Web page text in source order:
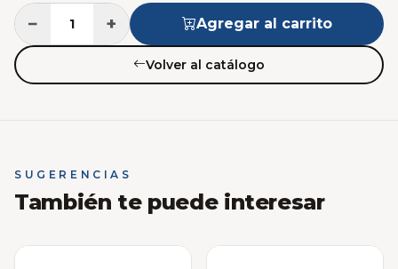
− + Agregar al carrito
Volver al catálogo
SUGERENCIAS
También te puede interesar